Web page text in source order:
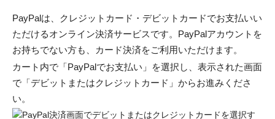
PayPalは、クレジットカード・デビットカードでお支払いい
ただけるオンライン決済サービスです。PayPalアカウントを
お持ちでない方も、カード決済をご利用いただけます。
カート内で「PayPalでお支払い」を選択し、表示された画面
で「デビットまたはクレジットカード」からお進みくださ
い。